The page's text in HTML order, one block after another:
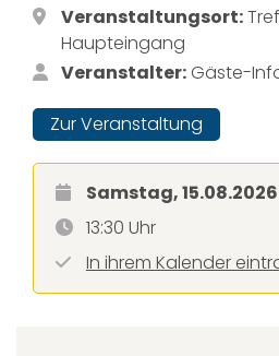
Veranstaltungsort:
Haupteingang
Veranstalter: Gäste-
Zur Veranstaltung
Samstag, 15.08.2026
13:30 Uhr
In ihrem Kalender